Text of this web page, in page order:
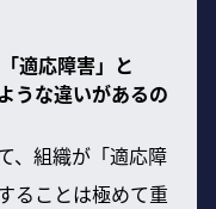
適応障害」と
うな違いがあるの
、組織が「適応障
ることは極めて重